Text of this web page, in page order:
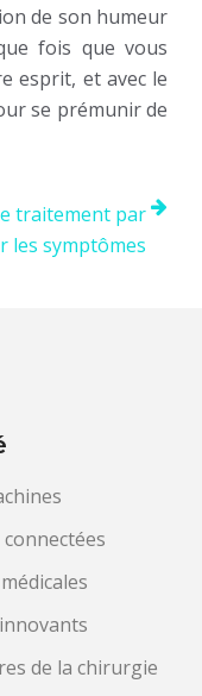
de son humeur
fois que vous
esprit, et avec le
se prémunir de
traitement par
les symptômes
de la chirurgie